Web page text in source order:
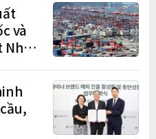
và
Nhật